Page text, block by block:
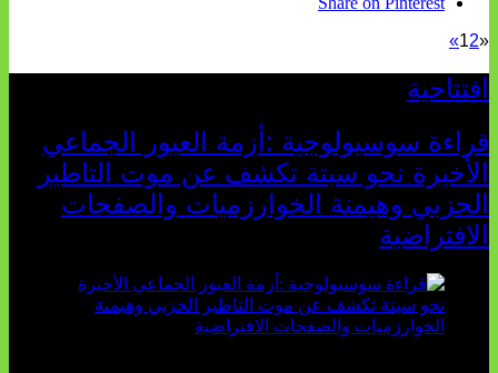
«
12
»
افتتاحية
قراءة سوسيولوجية :أزمة العبور الجماعي
الأخيرة نحو سبتة تكشف عن موت التاطير
الحزبي وهيمنة الخوارزميات والصفحات
الافتراضية